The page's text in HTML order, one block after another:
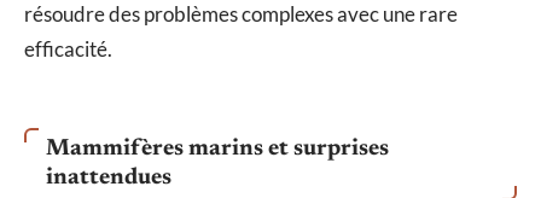
résoudre des problèmes complexes avec une rare
efficacité.
Mammifères marins et surprises
inattendues